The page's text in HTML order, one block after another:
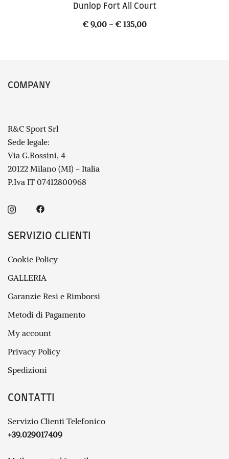
Dunlop Fort All Court
€ 9,00 - € 135,00Fascia
COMPANY
R&C Sport Srl
Sede legale:
Via G.Rossini, 4
20122 Milano (MI) - Italia
P.Iva IT 07412800968
SERVIZIO CLIENTI
Cookie Policy
GALLERIA
Garanzie Resi e Rimborsi
Metodi di Pagamento
My account
Privacy Policy
Spedizioni
CONTATTI
Servizio Clienti Telefonico
+39.029017409